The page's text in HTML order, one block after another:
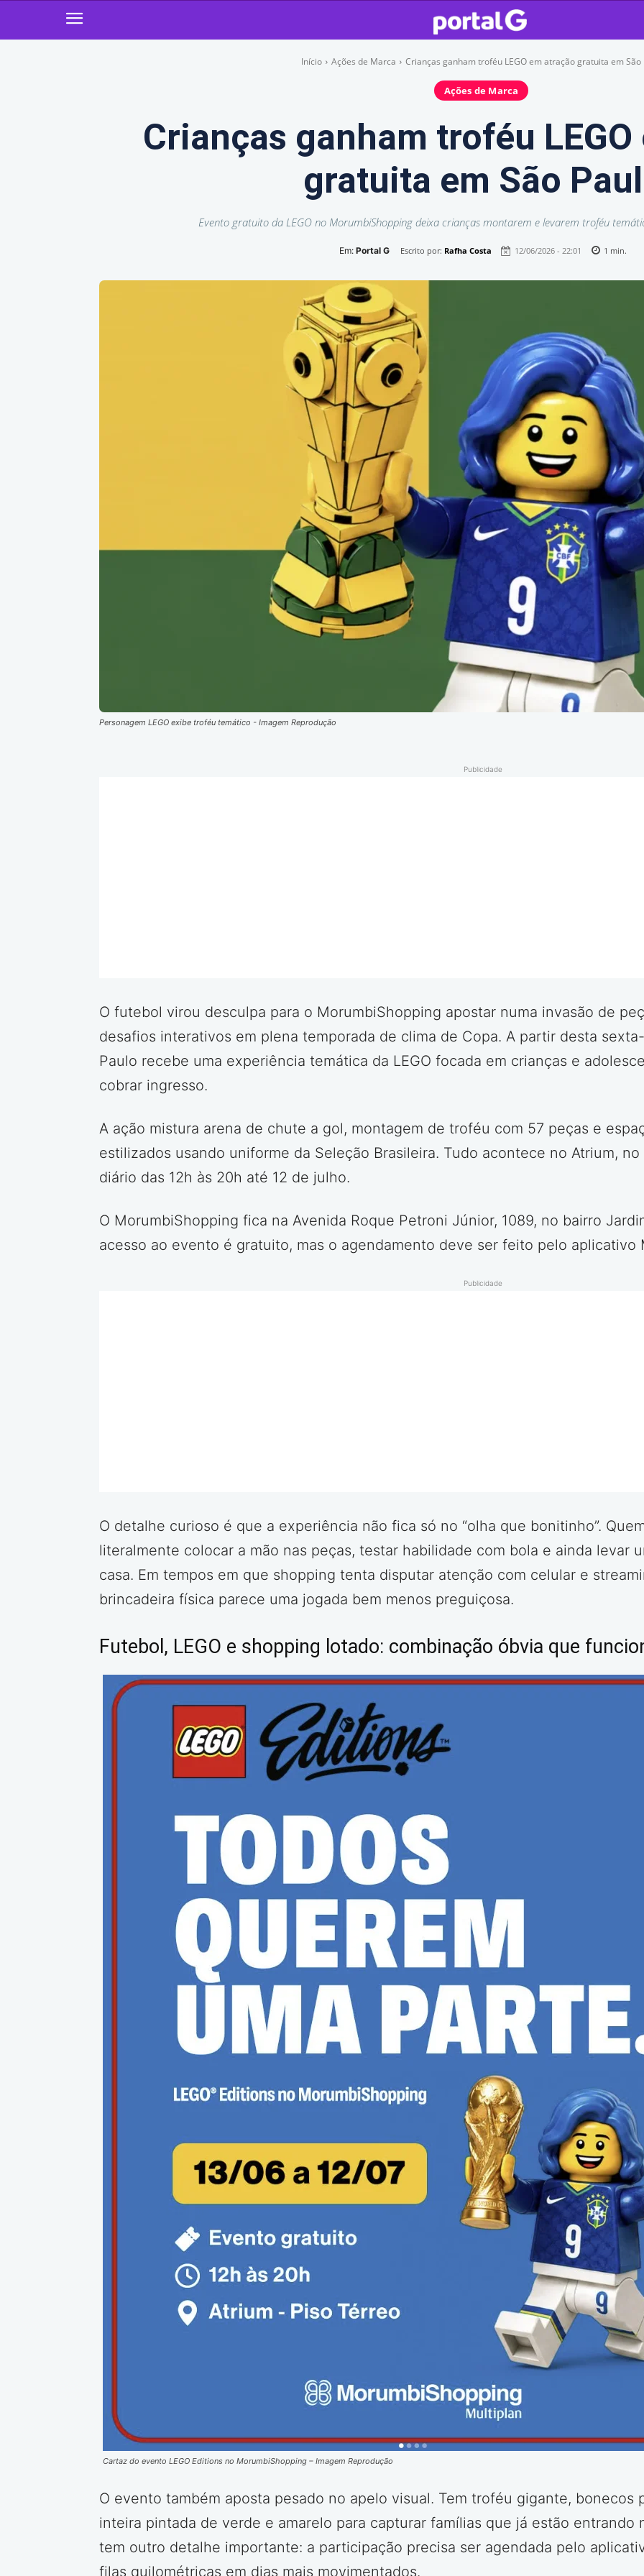
Início Ações de Marca Crianças ganham troféu LEGO em atração gratuita em São
Ações de Marca
Crianças ganham troféu
gratuita em São
Evento gratuito da LEGO no MorumbiShopping deixa crianças montarem e levarem troféu
Em: Portal G Escrito por: Rafha Costa 12/06/2026 - 22:01 1 min.
Personagem LEGO exibe troféu temático - Imagem Reprodução
Publicidade
O futebol virou desculpa para o MorumbiShopping apostar numa invasão de
desafios interativos em plena temporada de clima de Copa. A partir desta
Paulo recebe uma experiência temática da LEGO focada em crianças e
cobrar ingresso.
A ação mistura arena de chute a gol, montagem de troféu com 57 peças e
estilizados usando uniforme da Seleção Brasileira. Tudo acontece no Atrium,
diário das 12h às 20h até 12 de julho.
O MorumbiShopping fica na Avenida Roque Petroni Júnior, 1089, no bairro
acesso ao evento é gratuito, mas o agendamento deve ser feito pelo aplicativo
Publicidade
O detalhe curioso é que a experiência não fica só no “olha que bonitinho”.
literalmente colocar a mão nas peças, testar habilidade com bola e ainda levar
casa. Em tempos em que shopping tenta disputar atenção com celular e
brincadeira física parece uma jogada bem menos preguiçosa.
Futebol, LEGO e shopping lotado: combinação óbvia que
Cartaz do evento LEGO Editions no MorumbiShopping – Imagem Reprodução
O evento também aposta pesado no apelo visual. Tem troféu gigante, bonecos
inteira pintada de verde e amarelo para capturar famílias que já estão entrando
tem outro detalhe importante: a participação precisa ser agendada pelo
filas quilométricas em dias mais movimentados.